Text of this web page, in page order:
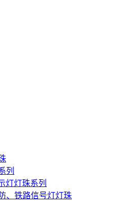
列
灯灯珠系列
、铁路信号灯灯珠